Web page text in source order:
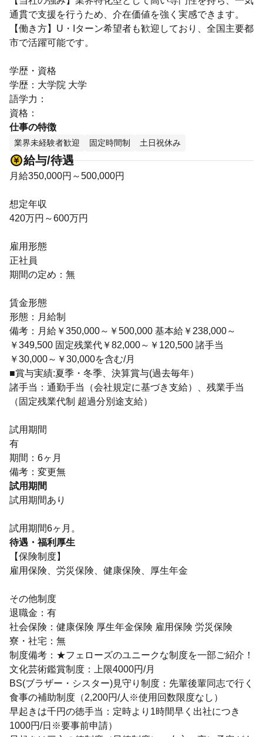
通貫で支援を行うため、介在価値を強く実感できます。
【働き方】U・Iターン希望者も歓迎しており、全国主要都
市で活躍可能です。
学歴・資格
学歴：大学院 大学
語学力：
資格：
仕事の特徴
業界未経験者歓迎 固定時間制 土日祝休み
給与/待遇
月給350,000円～500,000円
想定年収
420万円～600万円
雇用形態
正社員
期間の定め：無
賃金形態
形態：月給制
備考：月給￥350,000～￥500,000 基本給￥238,000～
￥349,500 固定残業代￥82,000～￥120,500 諸手当
￥30,000～￥30,000を含む/月
■賞与実績:夏季・冬季、決算賞与(過去毎年）
諸手当：通勤手当（会社規定に基づき支給）、残業手当
（固定残業代制 超過分別途支給）
試用期間
有
期間：6ヶ月
備考：変更無
試用期間
試用期間あり
試用期間6ヶ月。
待遇・福利厚生
【保険制度】
雇用保険、労災保険、健康保険、厚生年金
その他制度
退職金：有
社会保険：健康保険 厚生年金保険 雇用保険 労災保険
寮・社宅：無
制度備考：★フェローズのユニークな制度を一部ご紹介！
文化芸術鑑賞制度：上限4000円/月
BS(ブラザー・シスター)見守り制度：先輩後輩同志で行く
食事の補助制度（2,200円/人※使用回数限度なし）
早起きは千円の徳手当：定時より1時間早く出社につき
1000円/日※要事前申請）